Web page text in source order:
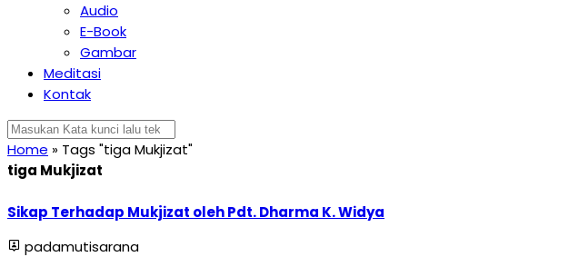
Audio
E-Book
Gambar
Meditasi
Kontak
Home » Tags "tiga Mukjizat"
tiga Mukjizat
Sikap Terhadap Mukjizat oleh Pdt. Dharma K. Widya
padamutisarana